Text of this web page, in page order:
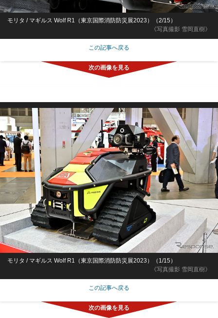
《写真撮影 雪岡直樹》
モリタ / マギルス Wolf R1（東京国際消防防災展2023）（2/15）
この記事へ戻る
《写真撮影 雪岡直樹》
モリタ / マギルス Wolf R1（東京国際消防防災展2023）（1/15）
この記事へ戻る